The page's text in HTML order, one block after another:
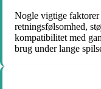
Nogle vigtige
retningsfølsomhed,
kompatibilitet med
brug under lange